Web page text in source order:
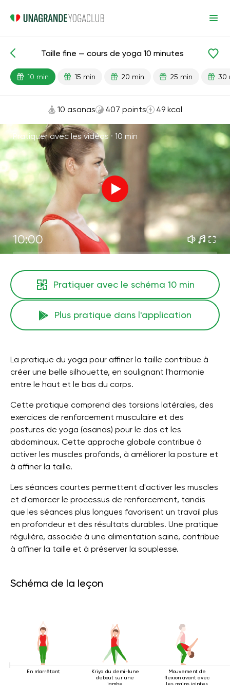
Leçons prêtes Taille Perte de poids
Taille fine — cours de yoga 10 minutes
10 min 15 min 20 min 25 min 30
10 asanas 407 points 49 kcal
Pratiquer avec les vidéos · 10 min
10:00
Pratiquer avec le schéma 10 min
Plus pratique dans l'application
La pratique du yoga pour affiner la taille contribue à
créer une belle silhouette, en soulignant l'harmonie
entre le haut et le bas du corps.
Cette pratique comprend des torsions latérales, des
exercices de renforcement musculaire et des
postures de yoga (asanas) pour le dos et les
abdominaux. Cette approche globale contribue à
activer les muscles profonds, à améliorer la posture et
à affiner la taille.
Les séances courtes permettent d'activer les muscles
et d'amorcer le processus de renforcement, tandis
que les séances plus longues favorisent un travail plus
en profondeur et des résultats durables. Une pratique
régulière, associée à une alimentation saine, contribue
à affiner la taille et à préserver la souplesse.
Schéma de la leçon
En m'arrêtant
Kriya du demi-lune
debout sur une
jambe
Mouvement de
flexion avant avec
les mains jointes